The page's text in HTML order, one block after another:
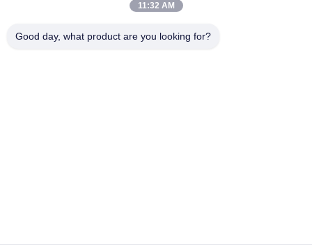
11:32 AM
Good day, what product are you looking for?